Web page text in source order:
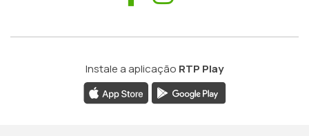
Instale a aplicação RTP Play